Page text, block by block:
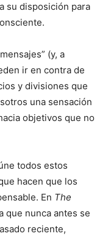
su disposición para
(y, a
ir en contra de
y divisiones que
una sensación
objetivos que no
todos estos
hacen que los
En The
que nunca antes se
reciente,